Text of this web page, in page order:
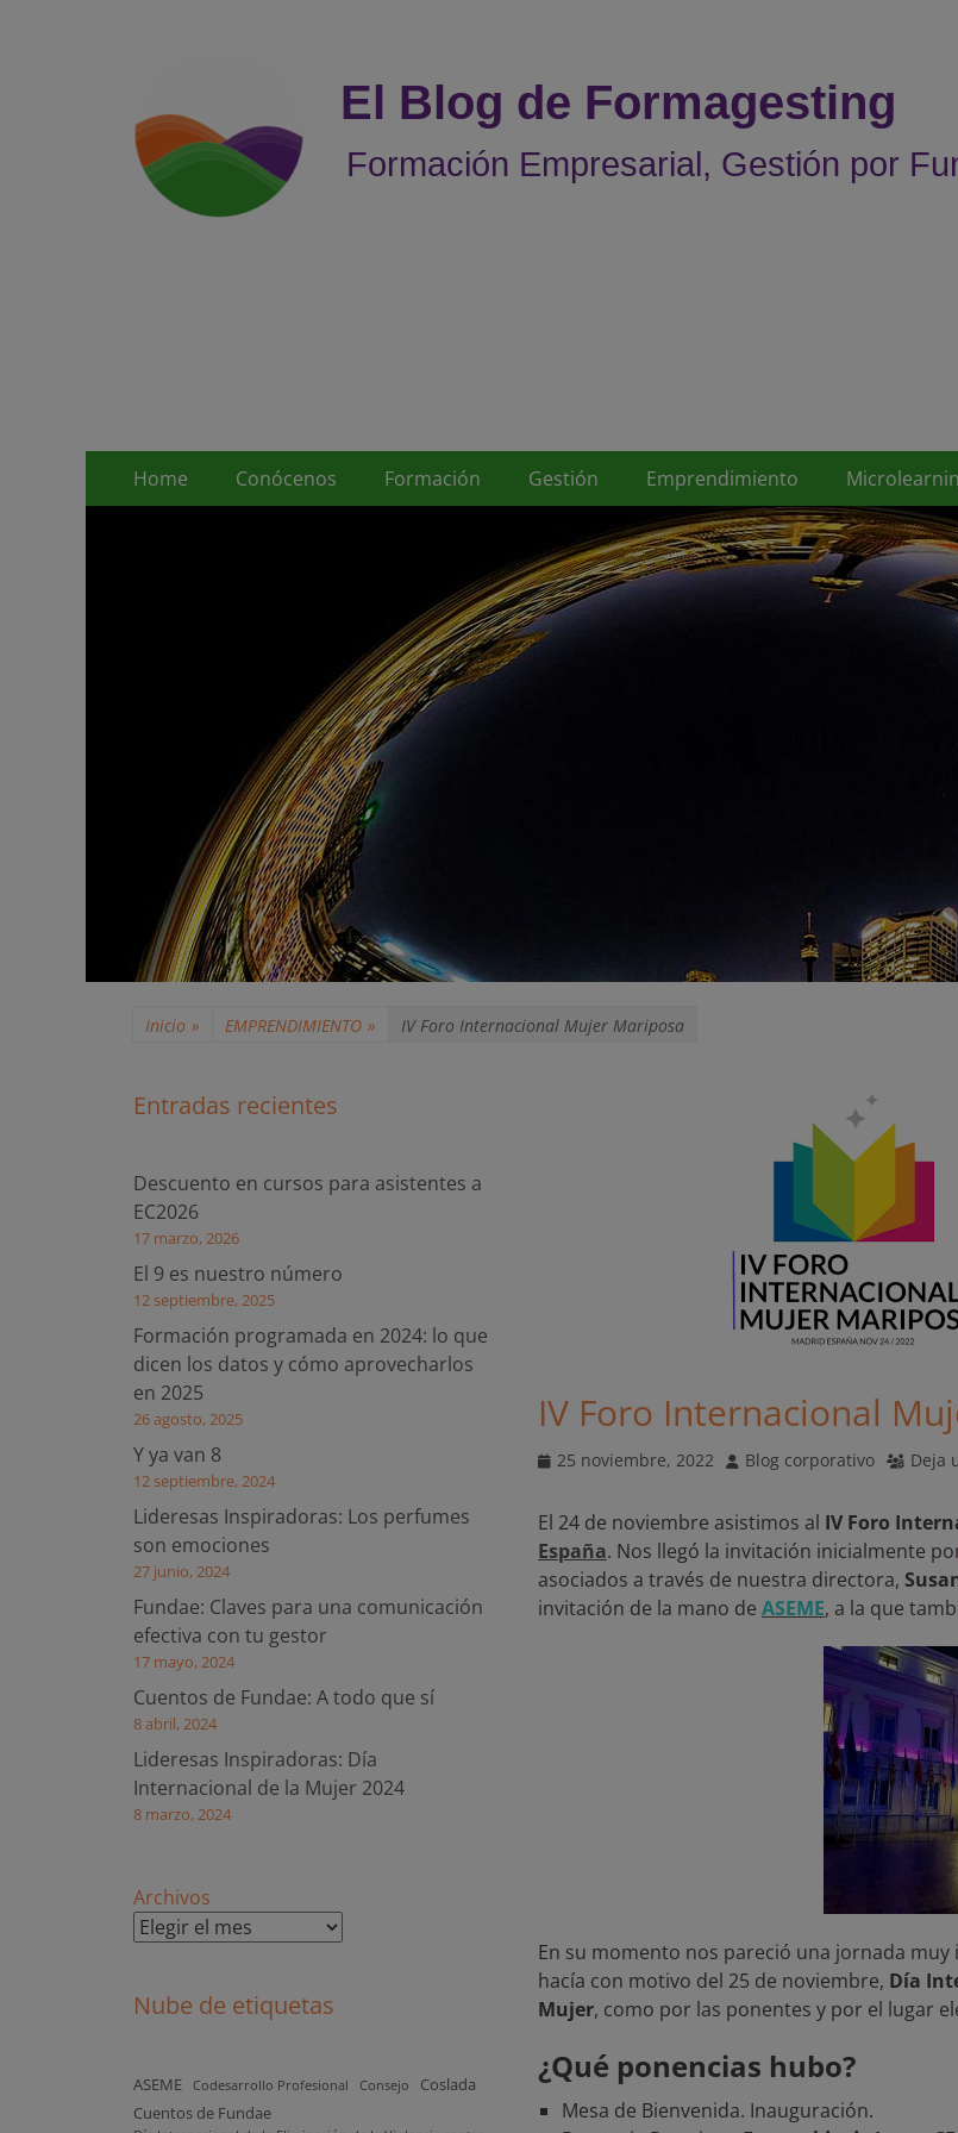
El Blog de Formagesting
Formación Empresarial, Gestión por
Menú
principal
Home Conócenos Formación Gestión Emprendimiento
Inicio » EMPRENDIMIENTO » IV Foro Internacional Mujer Mariposa
IV Foro Internacional
Publicado
25 noviembre, 2022 AutorBlog corporativo Deja
El 24 de noviembre asistimos al IV Foro
España. Nos llegó la invitación inicialmente
asociados a través de nuestra directora,
invitación de la mano de ASEME, a la que
En su momento nos pareció una jornada
hacía con motivo del 25 de noviembre, Día
Mujer, como por las ponentes y por el lugar
¿Qué ponencias hubo?
Mesa de Bienvenida. Inauguración.
Entradas recientes
Descuento en cursos para asistentes a
EC2026
17 marzo, 2026
El 9 es nuestro número
12 septiembre, 2025
Formación programada en 2024: lo que
dicen los datos y cómo aprovecharlos
en 2025
26 agosto, 2025
Y ya van 8
12 septiembre, 2024
Lideresas Inspiradoras: Los perfumes
son emociones
27 junio, 2024
Fundae: Claves para una comunicación
efectiva con tu gestor
17 mayo, 2024
Cuentos de Fundae: A todo que sí
8 abril, 2024
Lideresas Inspiradoras: Día
Internacional de la Mujer 2024
8 marzo, 2024
Archivos
Nube de etiquetas
ASEME Codesarrollo Profesional Consejo
Coslada
Cuentos de Fundae